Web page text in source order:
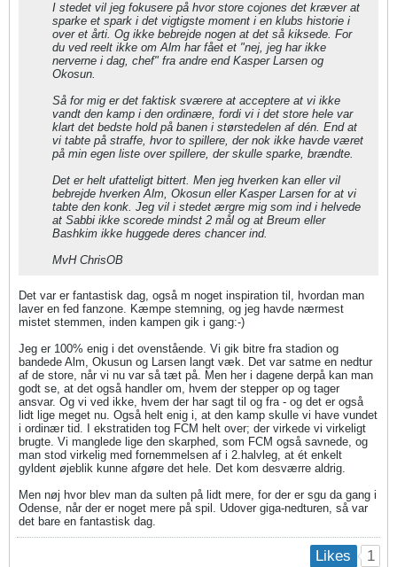
I stedet vil jeg fokusere på hvor store cojones det kræver at
sparke et spark i det vigtigste moment i en klubs historie i
over et årti. Og ikke bebrejde nogen at det så kiksede. For
du ved reelt ikke om Alm har fået et "nej, jeg har ikke
nerverne i dag, chef" fra andre end Kasper Larsen og
Okosun.
Så for mig er det faktisk sværere at acceptere at vi ikke
vandt den kamp i den ordinære, fordi vi i det store hele var
klart det bedste hold på banen i størstedelen af dén. End at
vi tabte på straffe, hvor to spillere, der nok ikke havde været
på min egen liste over spillere, der skulle sparke, brændte.
Det er helt ufatteligt bittert. Men jeg hverken kan eller vil
bebrejde hverken Alm, Okosun eller Kasper Larsen for at vi
tabte den konk. Jeg vil i stedet ærgre mig som ind i helvede
at Sabbi ikke scorede mindst 2 mål og at Breum eller
Bashkim ikke huggede deres chancer ind.
MvH ChrisOB
Det var er fantastisk dag, også m noget inspiration til, hvordan man
laver en fed fanzone. Kæmpe stemning, og jeg havde nærmest
mistet stemmen, inden kampen gik i gang:-)
Jeg er 100% enig i det ovenstående. Vi gik bitre fra stadion og
bandede Alm, Okusun og Larsen langt væk. Det var satme en nedtur
af de store, når vi nu var så tæt på. Men her i dagene derpå kan man
godt se, at det også handler om, hvem der stepper op og tager
ansvar. Og vi ved ikke, hvem der har sagt til og fra - og det er også
lidt lige meget nu. Også helt enig i, at den kamp skulle vi have vundet
i ordinær tid. I ekstratiden tog FCM helt over; der virkede vi virkeligt
brugte. Vi manglede lige den skarphed, som FCM også savnede, og
man stod virkelig med fornemmelsen af i 2.halvleg, at ét enkelt
gyldent øjeblik kunne afgøre det hele. Det kom desværre aldrig.
Men nøj hvor blev man da sulten på lidt mere, for der er sgu da gang i
Odense, når der er noget mere på spil. Udover giga-nedturen, så var
det bare en fantastisk dag.
Likes 1